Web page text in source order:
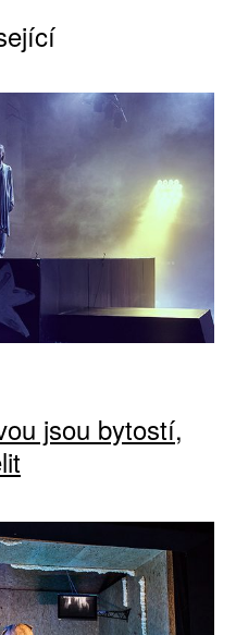
jsou bytostí,